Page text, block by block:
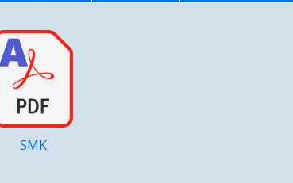
SMK